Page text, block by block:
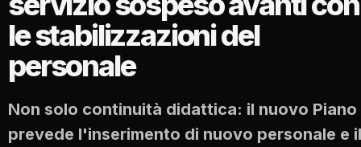
le stabilizzazioni del
personale
Non solo continuità didattica: il nuovo Piano
prevede l'inserimento di nuovo personale e il